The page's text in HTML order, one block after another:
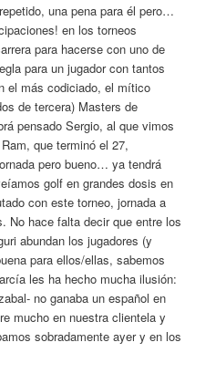
una pena para él pero…
en los torneos
para hacerse con uno de
para un jugador con tantos
el más codiciado, el mítico
de tercera) Masters de
pensado Sergio, al que vimos
que terminó el 27,
pero bueno… ya tendrá
golf en grandes dosis en
con este torneo, jornada a
No hace falta decir que entre los
abundan los jugadores (y
para ellos/ellas, sabemos
les ha hecho mucha ilusión:
no ganaba un español en
mucho en nuestra clientela y
sobradamente ayer y en los